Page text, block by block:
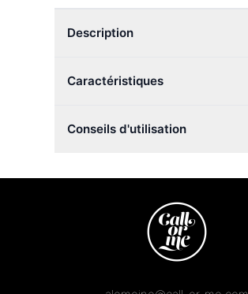
Description
Caractéristiques
Conseils d'utilisation